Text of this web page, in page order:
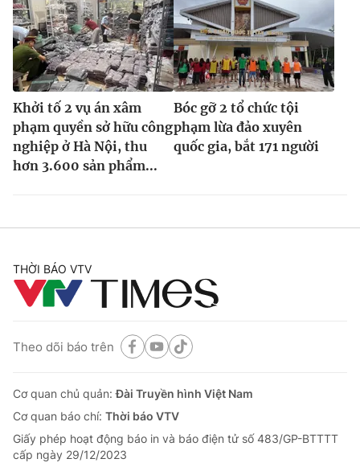
Khởi tố 2 vụ án xâm
phạm quyền sở hữu công
nghiệp ở Hà Nội, thu
hơn 3.600 sản phẩm...
Bóc gỡ 2 tổ chức tội
phạm lừa đảo xuyên
quốc gia, bắt 171 người
THỜI BÁO VTV
Theo dõi báo trên
Cơ quan chủ quản:Đài Truyền hình Việt Nam
Cơ quan báo chí: Thời báo VTV
Giấy phép hoạt động báo in và báo điện tử số 483/GP-BTTTT
cấp ngày 29/12/2023